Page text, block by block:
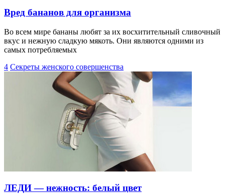
Вред бананов для организма
Во всем мире бананы любят за их восхитительный сливочный
вкус и нежную сладкую мякоть. Они являются одними из
самых потребляемых
4 Секреты женского совершенства
ЛЕДИ — нежность: белый цвет